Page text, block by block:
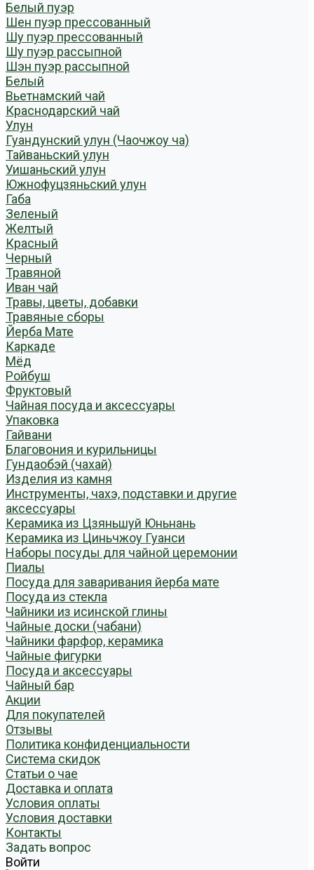
Белый пуэр
Шен пуэр прессованный
Шу пуэр прессованный
Шу пуэр рассыпной
Шэн пуэр рассыпной
Белый
Вьетнамский чай
Краснодарский чай
Улун
Гуандунский улун (Чаочжоу ча)
Тайваньский улун
Уишаньский улун
Южнофуцзяньский улун
Габа
Зеленый
Желтый
Красный
Черный
Травяной
Иван чай
Травы, цветы, добавки
Травяные сборы
Йерба Мате
Каркаде
Мёд
Ройбуш
Фруктовый
Чайная посуда и аксессуары
Упаковка
Гайвани
Благовония и курильницы
Гундаобэй (чахай)
Изделия из камня
Инструменты, чахэ, подставки и другие
аксессуары
Керамика из Цзяньшуй Юньнань
Керамика из Циньчжоу Гуанси
Наборы посуды для чайной церемонии
Пиалы
Посуда для заваривания йерба мате
Посуда из стекла
Чайники из исинской глины
Чайные доски (чабани)
Чайники фарфор, керамика
Чайные фигурки
Посуда и аксессуары
Чайный бар
Акции
Для покупателей
Отзывы
Политика конфиденциальности
Система скидок
Статьи о чае
Доставка и оплата
Условия оплаты
Условия доставки
Контакты
Задать вопрос
Войти